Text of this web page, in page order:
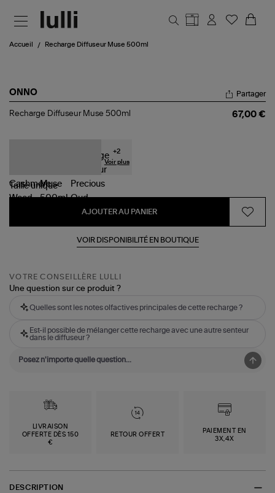
Accueil Recharge Diffuseur Muse 500ml
ONNO
Recharge
Partager
Recharge Diffuseur Muse 500ml 67,00 €
+2
Voir plus
Tailleunique
AJOUTER AU PANIER
VOIR DISPONIBILITÉ EN BOUTIQUE
VOTRE CONSEILLÈRE LULLI
Une question sur ce produit ?
Quelles sont les notes olfactives principales de cette recharge ?
Est-il possible de mélanger cette recharge avec une autre senteur
dans le diffuseur ?
LIVRAISON
OFFERTE DÈS 150
€
RETOUR OFFERT
PAIEMENT EN
3X,4X
DESCRIPTION